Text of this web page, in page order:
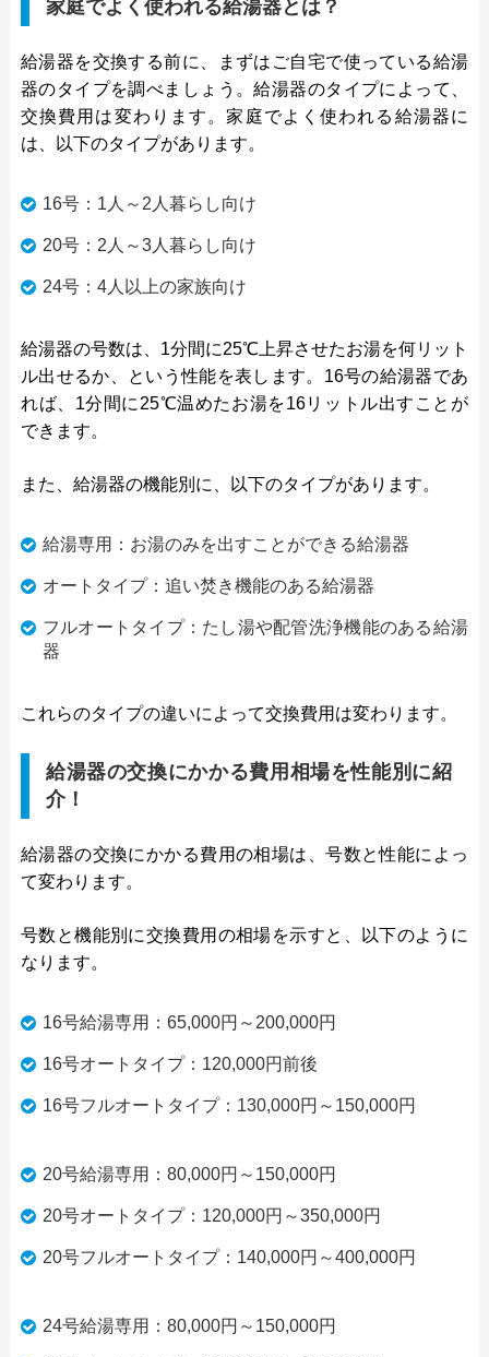
家庭でよく使われる給湯器とは？
給湯器を交換する前に、まずはご自宅で使っている給湯
器のタイプを調べましょう。給湯器のタイプによって、
交換費用は変わります。家庭でよく使われる給湯器に
は、以下のタイプがあります。
16号：1人～2人暮らし向け
20号：2人～3人暮らし向け
24号：4人以上の家族向け
給湯器の号数は、1分間に25℃上昇させたお湯を何リット
ル出せるか、という性能を表します。16号の給湯器であ
れば、1分間に25℃温めたお湯を16リットル出すことが
できます。
また、給湯器の機能別に、以下のタイプがあります。
給湯専用：お湯のみを出すことができる給湯器
オートタイプ：追い焚き機能のある給湯器
フルオートタイプ：たし湯や配管洗浄機能のある給湯
器
これらのタイプの違いによって交換費用は変わります。
給湯器の交換にかかる費用相場を性能別に紹
介！
給湯器の交換にかかる費用の相場は、号数と性能によっ
て変わります。
号数と機能別に交換費用の相場を示すと、以下のように
なります。
16号給湯専用：65,000円～200,000円
16号オートタイプ：120,000円前後
16号フルオートタイプ：130,000円～150,000円
20号給湯専用：80,000円～150,000円
20号オートタイプ：120,000円～350,000円
20号フルオートタイプ：140,000円～400,000円
24号給湯専用：80,000円～150,000円